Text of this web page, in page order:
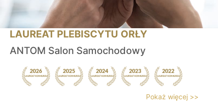
LAUREAT PLEBISCYTU ORŁY
ANTOM Salon Samochodowy
Pokaż więcej >>